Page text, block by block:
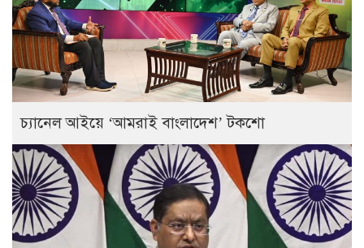
চ্যানেল আইয়ে ‘আমরাই বাংলাদেশ’ টকশো